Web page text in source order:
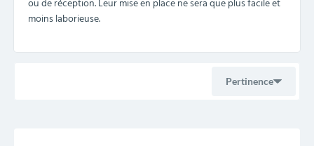
ou de réception. Leur mise en place ne sera que plus facile et
moins laborieuse.
Pertinence